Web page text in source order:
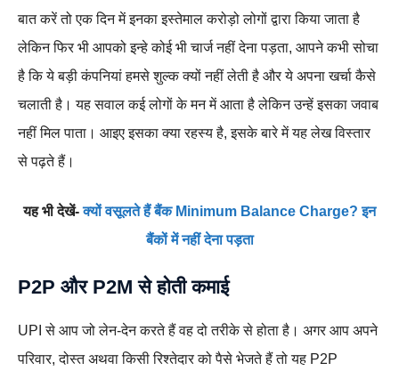
बात करें तो एक दिन में इनका इस्तेमाल करोड़ो लोगों द्वारा किया जाता है
लेकिन फिर भी आपको इन्हे कोई भी चार्ज नहीं देना पड़ता, आपने कभी सोचा
है कि ये बड़ी कंपनियां हमसे शुल्क क्यों नहीं लेती है और ये अपना खर्चा कैसे
चलाती है। यह सवाल कई लोगों के मन में आता है लेकिन उन्हें इसका जवाब
नहीं मिल पाता। आइए इसका क्या रहस्य है, इसके बारे में यह लेख विस्तार
से पढ़ते हैं।
यह भी देखें-क्यों वसूलते हैं बैंक Minimum Balance Charge? इन
बैंकों में नहीं देना पड़ता
P2P और P2M से होती कमाई
UPI से आप जो लेन-देन करते हैं वह दो तरीके से होता है। अगर आप अपने
परिवार, दोस्त अथवा किसी रिश्तेदार को पैसे भेजते हैं तो यह P2P